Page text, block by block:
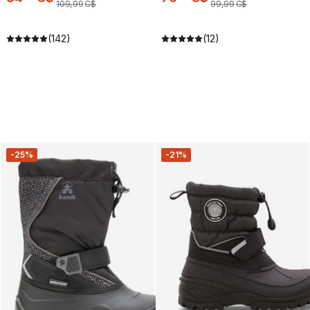
109,99C$
(142)
99,99C$
(12)
-25% -21%